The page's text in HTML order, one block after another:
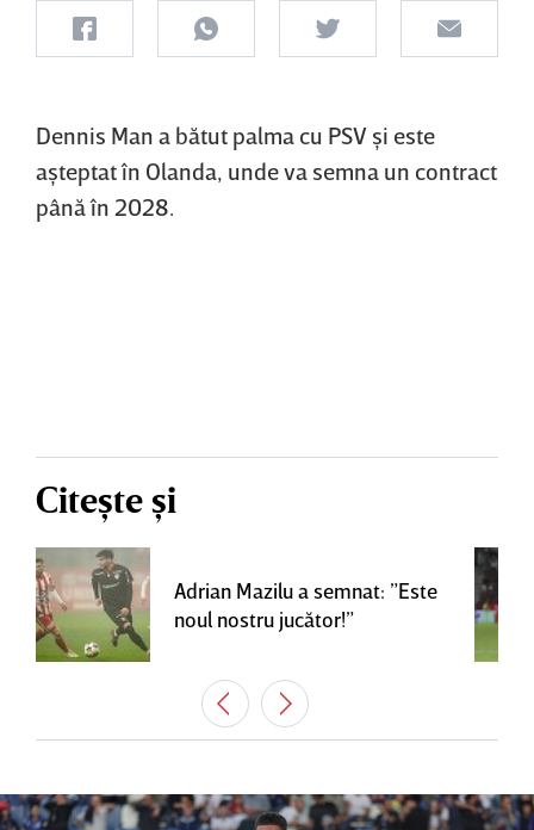
Dennis Man a bătut palma cu PSV şi este
aşteptat în Olanda, unde va semna un contract
până în 2028.
Citește și
Adrian Mazilu a semnat: ”Este
noul nostru jucător!”